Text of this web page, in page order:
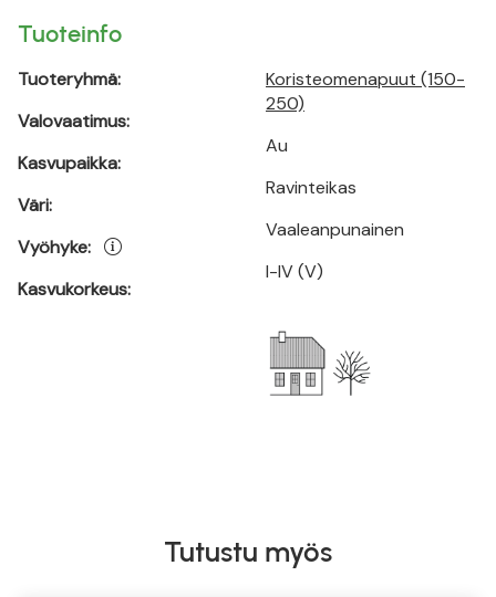
Tuoteinfo
Tuoteryhmä:
Valovaatimus:
Kasvupaikka:
Väri:
Vyöhyke:
Kasvukorkeus:
Koristeomenapuut (150-
250)
Au
Ravinteikas
Vaaleanpunainen
I-IV (V)
Tutustu myös